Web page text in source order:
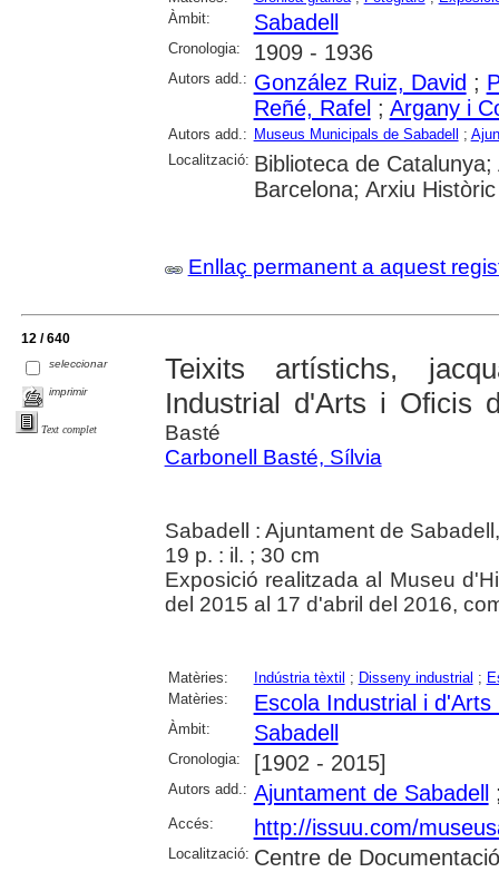
Àmbit:
Sabadell
Cronologia: 1909 - 1936
Autors add.: González Ruiz, David ;
Reñé, Rafel ; Argany i
Autors add.: Museus Municipals de Sabadell ;
Localització: Biblioteca de
Barcelona; Arxiu
Enllaç permanent a aquest
12 / 640
seleccionar
imprimir
Text complet
Teixits artístichs,
Industrial d'Arts i Oficis
Basté
Carbonell Basté, Sílvia
Sabadell : Ajuntament de
19 p. : il. ; 30 cm
Exposició realitzada al Museu
del 2015 al 17 d'abril del 2016,
Matèries: Indústria tèxtil ; Disseny industrial ;
Matèries:
Escola Industrial i
Àmbit: Sabadell
Cronologia: [1902 - 2015]
Autors add.: Ajuntament de Sabadell
Accés: http://issuu.com/
Localització: Centre de